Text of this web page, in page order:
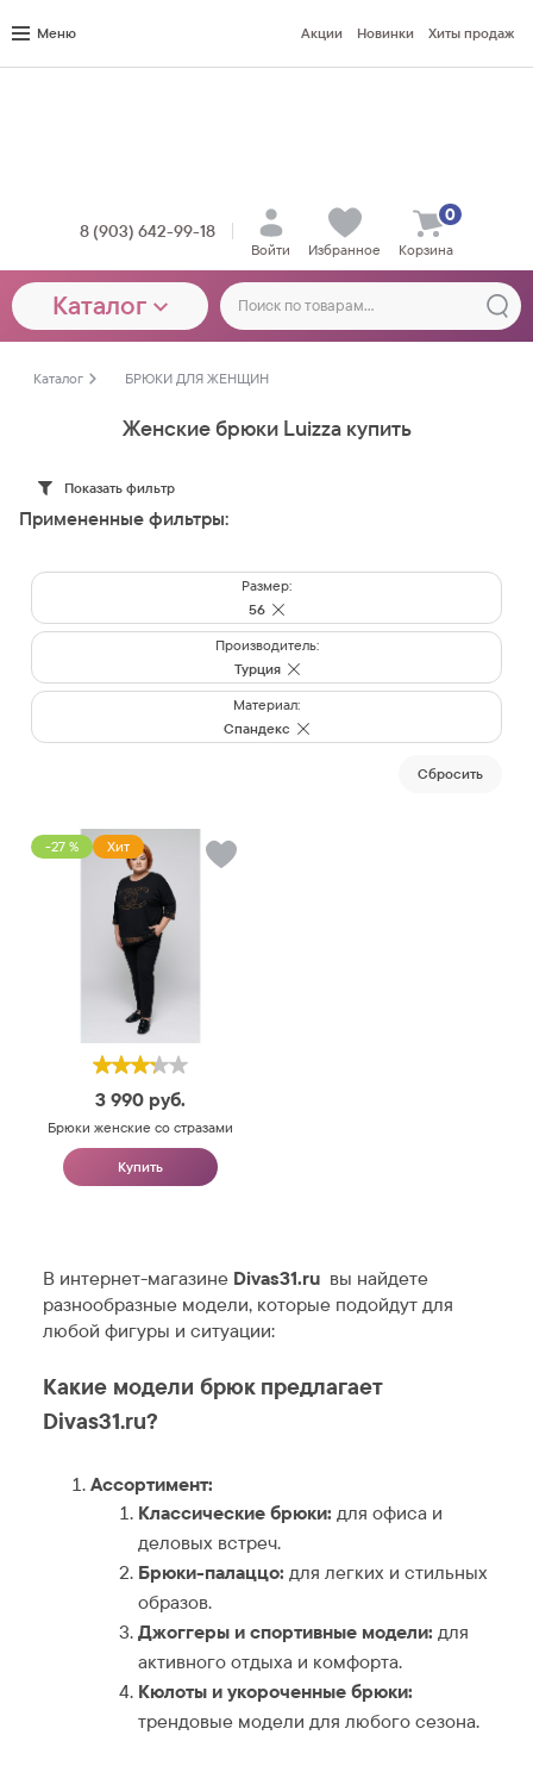
Меню Акции Новинки Хиты продаж
8 (903) 642-99-18
Войти Избранное Корзина
0
Каталог
Каталог БРЮКИ ДЛЯ ЖЕНЩИН
Женские брюки Luizza купить
Показать фильтр
Примененные фильтры:
Размер:
56
Производитель:
Турция
Материал:
Спандекс
Cбросить
-27 % Хит
3 990 руб.
Брюки женские со стразами
Купить
В интернет-магазине Divas31.ru вы найдете
разнообразные модели, которые подойдут для
любой фигуры и ситуации:
Какие модели брюк предлагает
Divas31.ru?
Ассортимент:
Классические брюки: для офиса и
деловых встреч.
Брюки-палаццо: для легких и стильных
образов.
Джоггеры и спортивные модели: для
активного отдыха и комфорта.
Кюлоты и укороченные брюки:
трендовые модели для любого сезона.